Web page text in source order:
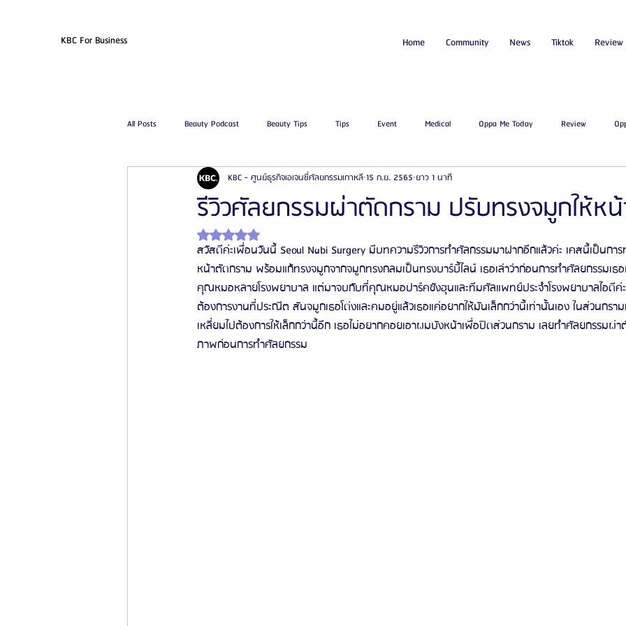
Home Community News Tiktok Review
KBC For Business
All Posts Beauty Podcast Beauty Tips Tips Event Medical Oppa Me Today Review
รีวิวศัลยกรรมฉีดไขมัน รีวิวศัลยกรรมดูดไขมัน โรงพยาบาลศัลยกรรมเอท็อป
โรงพยาบาลศัลยกรรมเฟรช
รีวิวศัลยกรรมผู้ชาย โรงพยาบาลศัลยกรรมมาอิน โรงพยาบาลศัลยกรรมนานะ โรงพยาบาลศัลยกรรมรูบี
ข่าวสารศัลยกรรมเกาหลี รีวิวดูดไขมัน
รีวิวศัลยกรรมผ่าตัดกราม ปรับทรงจมูกให้ห
KBC - ศูนย์ธุรกิจเอเจนซี่ศัลยกรรมเกาหลี 15 ก.ย. 2565 ยาว 1 นาที
ได้รับ NaN เต็ม 5 ดาว
สวัสดีค่ะเพื่อนวันนี้ Seoul Nabi Surgery มีบทความรีวิวการทำศัลกรรมมาฝากอีกแล้วค่ะ เคสนี้เป็นกา
หน้าตัดกราม พร้อมแก้ทรงจมูกจากจมูกทรงกลมเป็นทรงบาร์บี้ไลน์ เธอเล่าว่าก่อนการทำศัลยกรรมเธ
คุณหมอหลายโรงพยาบาล แต่มาจบกับที่คุณหมอปาร์คซังฮุนและทีมศัลแพทย์ประจำโรงพยาบาลไอดีค่ะ
ต้องการงานที่ประณีต สันจมูกเธอโด่งและคมอยู่แล้วเธอแค่อยากให้มันเล็กกว่านี้เท่านั้นเอง ในส่วนกรา
เหลี่ยมไปต้องการให้เล็กกว่านี้อีก เธอไม่อยากคอยเอาผมบังหน้าเพื่อปิดส่วนกราม เลยทำศัลยกรรมผ่
ภาพก่อนการทำศัลยกรรม